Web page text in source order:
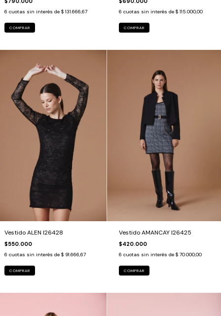
6 cuotas sin interés de $ 131.666,67
COMPRAR
6 cuotas sin interés de $ 115.000,00
COMPRAR
Vestido ALEN I26428
$550.000
6 cuotas sin interés de $ 91.666,67
COMPRAR
Vestido AMANCAY I26425
$420.000
6 cuotas sin interés de $ 70.000,00
COMPRAR